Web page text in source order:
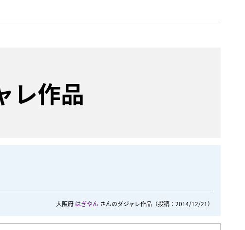
レ作品
大阪府 はぎやん さんのダジャレ作品 （投稿：2014/12/21）